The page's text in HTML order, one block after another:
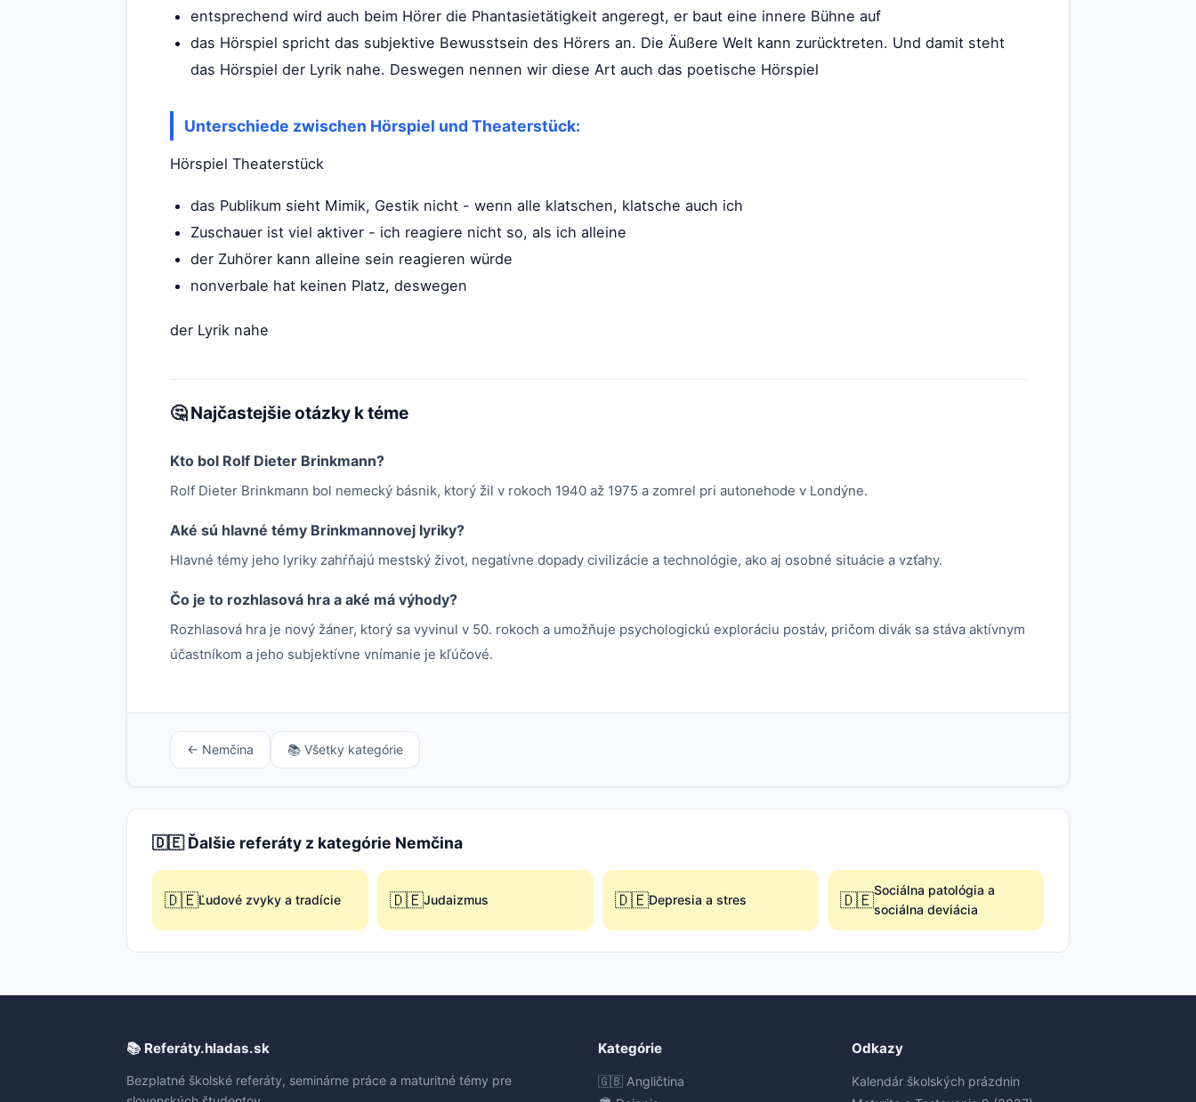
entsprechend wird auch beim Hörer die Phantasietätigkeit angeregt, er baut eine innere Bühne auf
das Hörspiel spricht das subjektive Bewusstsein des Hörers an. Die Äußere Welt kann zurücktreten. Und damit steht
das Hörspiel der Lyrik nahe. Deswegen nennen wir diese Art auch das poetische Hörspiel
Unterschiede zwischen Hörspiel und Theaterstück:
Hörspiel Theaterstück
das Publikum sieht Mimik, Gestik nicht - wenn alle klatschen, klatsche auch ich
Zuschauer ist viel aktiver - ich reagiere nicht so, als ich alleine
der Zuhörer kann alleine sein reagieren würde
nonverbale hat keinen Platz, deswegen
der Lyrik nahe
🤔 Najčastejšie otázky k téme
Kto bol Rolf Dieter Brinkmann?
Rolf Dieter Brinkmann bol nemecký básnik, ktorý žil v rokoch 1940 až 1975 a zomrel pri autonehode v Londýne.
Aké sú hlavné témy Brinkmannovej lyriky?
Hlavné témy jeho lyriky zahŕňajú mestský život, negatívne dopady civilizácie a technológie, ako aj osobné situácie a vzťahy.
Čo je to rozhlasová hra a aké má výhody?
Rozhlasová hra je nový žáner, ktorý sa vyvinul v 50. rokoch a umožňuje psychologickú exploráciu postáv, pričom divák sa stáva aktívnym
účastníkom a jeho subjektívne vnímanie je kľúčové.
← Nemčina 📚 Všetky kategórie
🇩🇪 Ďalšie referáty z kategórie Nemčina
🇩🇪Ľudové zvyky a tradície 🇩🇪Judaizmus 🇩🇪Depresia a stres 🇩🇪Sociálna patológia a
sociálna deviácia
📚 Referáty.hladas.sk
Bezplatné školské referáty, seminárne práce a maturitné témy pre
Kategórie
🇬🇧 Angličtina
Odkazy
Kalendár školských prázdnin